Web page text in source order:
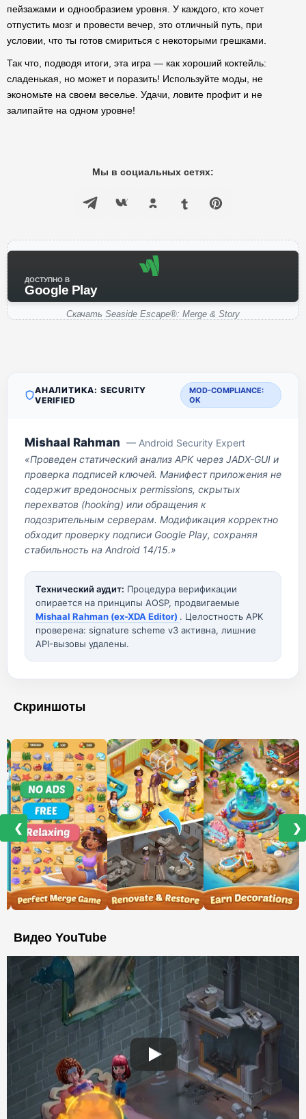
пейзажами и однообразием уровня. У каждого, кто хочет
отпустить мозг и провести вечер, это отличный путь, при
условии, что ты готов смириться с некоторыми грешками.
Так что, подводя итоги, эта игра — как хороший коктейль:
сладенькая, но может и поразить! Используйте моды, не
экономьте на своем веселье. Удачи, ловите профит и не
залипайте на одном уровне!
Мы в социальных сетях:
ДОСТУПНО В
Google Play
Скачать Seaside Escape®: Merge & Story
АНАЛИТИКА: SECURITY
VERIFIED
MOD-COMPLIANCE:
OK
Mishaal Rahman — Android Security Expert
«Проведен статический анализ APK через JADX-GUI и
проверка подписей ключей. Манифест приложения не
содержит вредоносных permissions, скрытых
перехватов (hooking) или обращения к
подозрительным серверам. Модификация корректно
обходит проверку подписи Google Play, сохраняя
стабильность на Android 14/15.»
Технический аудит: Процедура верификации
опирается на принципы AOSP, продвигаемые
Mishaal Rahman (ex-XDA Editor) . Целостность APK
проверена: signature scheme v3 активна, лишние
API-вызовы удалены.
Скриншоты
❮ ❯
Видео YouTube